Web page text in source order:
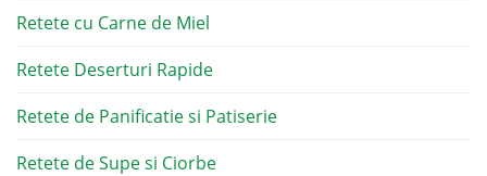
Retete cu Carne de Miel
Retete Deserturi Rapide
Retete de Panificatie si Patiserie
Retete de Supe si Ciorbe